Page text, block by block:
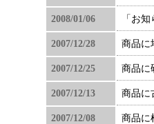
2008/01/06 「お
2007/12/28 商品に
2007/12/25 商品に
2007/12/13 商品に
2007/12/08 商品に